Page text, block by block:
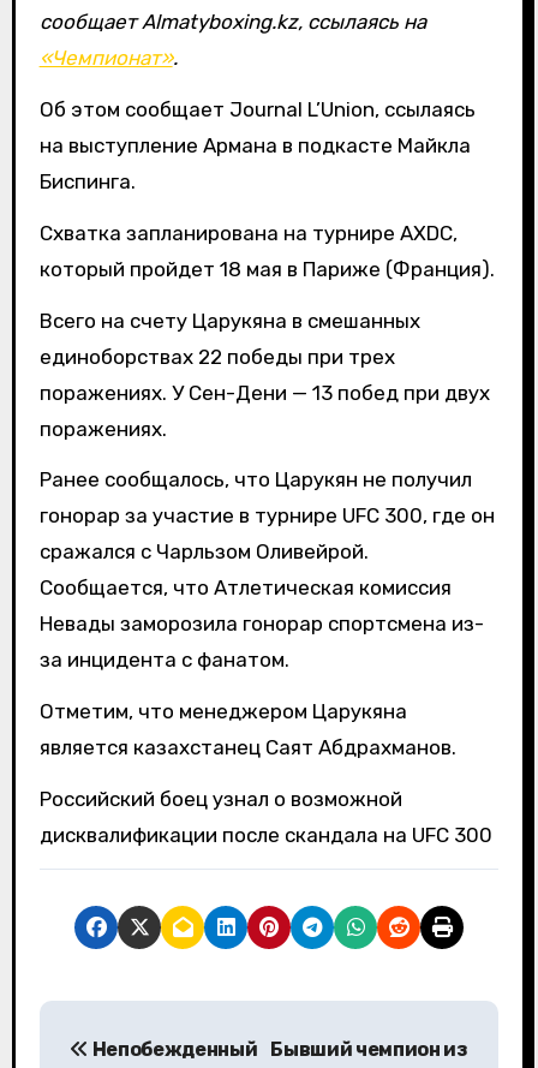
сообщает Almatyboxing.kz, ссылаясь на
«Чемпионат».
Об этом сообщает Journal L’Union, ссылаясь
на выступление Армана в подкасте Майкла
Биспинга.
Схватка запланирована на турнире AXDC,
который пройдет 18 мая в Париже (Франция).
Всего на счету Царукяна в смешанных
единоборствах 22 победы при трех
поражениях. У Сен-Дени — 13 побед при двух
поражениях.
Ранее сообщалось, что Царукян не получил
гонорар за участие в турнире UFC 300, где он
сражался с Чарльзом Оливейрой.
Сообщается, что Атлетическая комиссия
Невады заморозила гонорар спортсмена из-
за инцидента с фанатом.
Отметим, что менеджером Царукяна
является казахстанец Саят Абдрахманов.
Российский боец узнал о возможной
дисквалификации после скандала на UFC 300
Н
Непобежденный
Бывший чемпион из